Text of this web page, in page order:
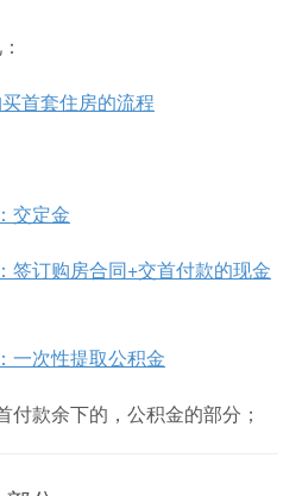
首套住房的流程
交定金
签订购房合同+交首付款的现金
一次性提取公积金
款余下的，公积金的部分；